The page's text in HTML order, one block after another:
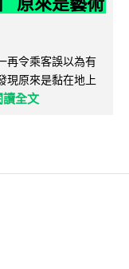
再令乘客誤以為有
現原來是黏在地上
讀全文